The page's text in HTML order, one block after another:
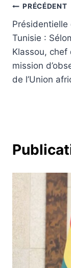
de
l’article
PRÉCÉDENT
Présidentielle
Tunisie :
Klassou, chef
mission
de l’Union